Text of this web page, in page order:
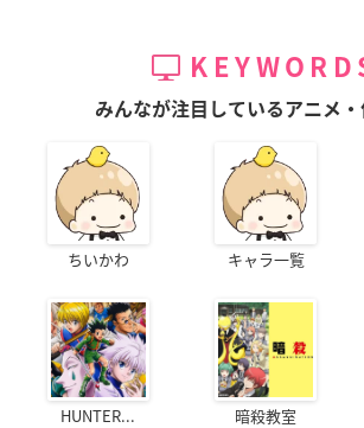
みんなが注目しているアニメ・
ちいかわ キャラ一覧
HUNTER... 暗殺教室